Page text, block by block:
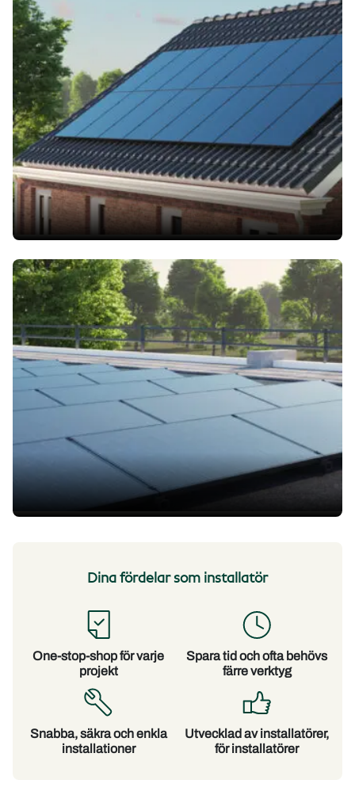
Platta
tak
Dina fördelar som installatör
One-stop-shop för varje
projekt
Snabba, säkra och enkla
installationer
Spara tid och ofta behövs
färre verktyg
Utvecklad av installatörer,
för installatörer